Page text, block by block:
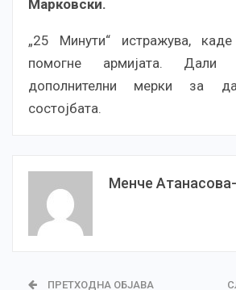
Марковски.
„25 Минути“ истражува,
помогне армијата. Дали
дополнителни мерки за
состојбата.
Менче
ПРЕТХОДНА ОБЈАВА